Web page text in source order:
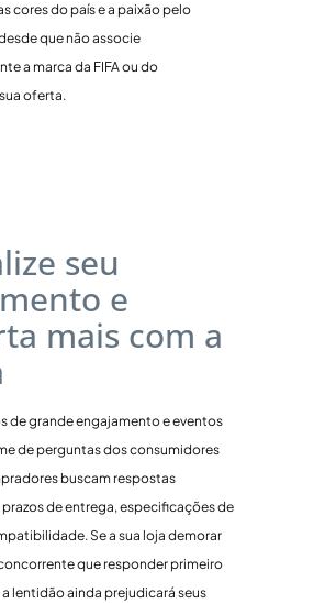
cores do país e a paixão pelo
que não associe
a marca da FIFA ou do
oferta.
seu
e
mais com a
de grande engajamento e eventos
de perguntas dos consumidores
buscam respostas
de entrega, especificações de
Se a sua loja demorar
que responder primeiro
a lentidão ainda prejudicará seus